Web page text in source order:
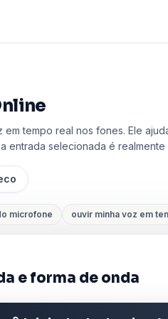
tempo real nos fones. Ele
entrada selecionada é
microfone ouvir minha voz em
e forma de onda